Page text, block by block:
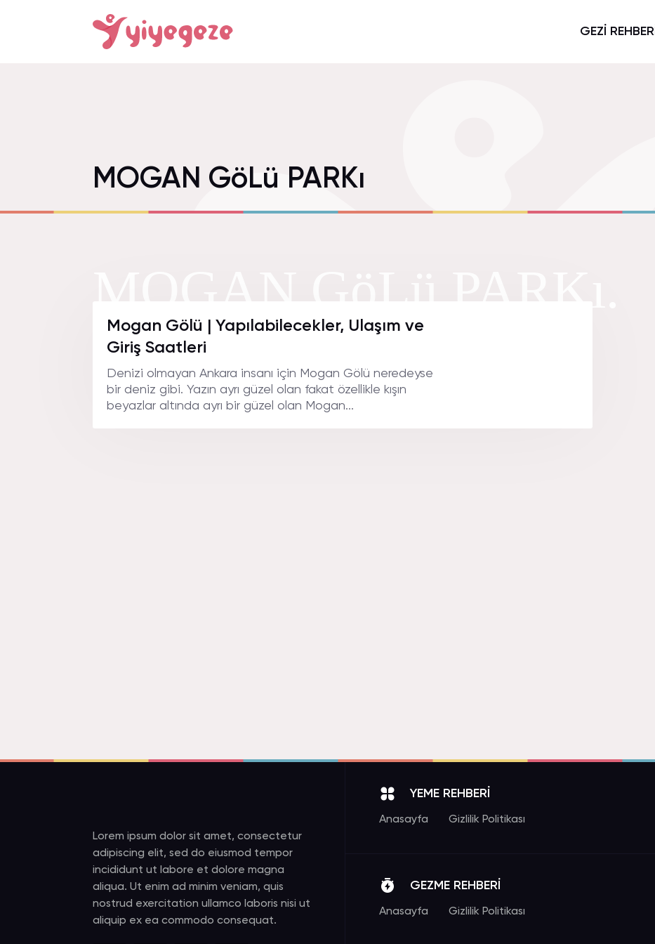
GEZİ REHBERİ
MOGAN GöLü PARKı
Mogan Gölü | Yapılabilecekler, Ulaşım ve
Giriş Saatleri
Denizi olmayan Ankara insanı için Mogan Gölü neredeyse
bir deniz gibi. Yazın ayrı güzel olan fakat özellikle kışın
beyazlar altında ayrı bir güzel olan Mogan...
Lorem ipsum dolor sit amet, consectetur
adipiscing elit, sed do eiusmod tempor
incididunt ut labore et dolore magna
aliqua. Ut enim ad minim veniam, quis
nostrud exercitation ullamco laboris nisi ut
aliquip ex ea commodo consequat.
YEME REHBERİ
Anasayfa Gizlilik Politikası
GEZME REHBERİ
Anasayfa Gizlilik Politikası